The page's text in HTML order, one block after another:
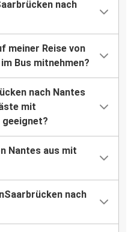
nach
meiner Reise von
Bus mitnehmen?
nach Nantes
mit
Nantes aus mit
nach